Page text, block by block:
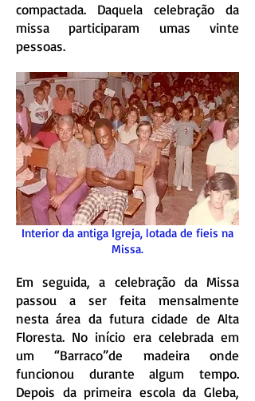
compactada. Daquela celebração da
missa participaram umas vinte
pessoas.
Interior da antiga Igreja, lotada de fieis na
Missa.
Em seguida, a celebração da Missa
passou a ser feita mensalmente
nesta área da futura cidade de Alta
Floresta. No início era celebrada em
um “Barraco”de madeira onde
funcionou durante algum tempo.
Depois da primeira escola da Gleba,